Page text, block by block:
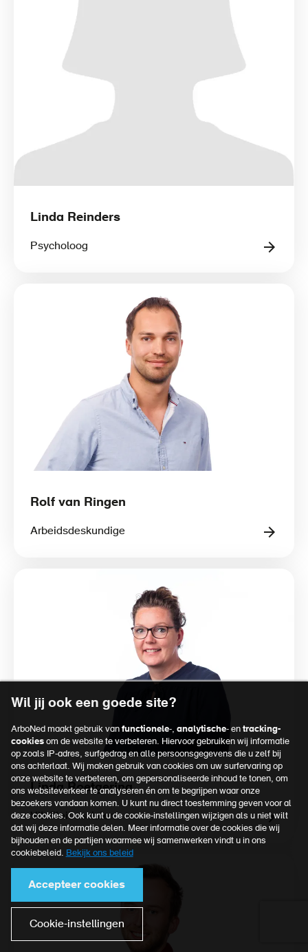
Linda Reinders
Psycholoog
Rolf van Ringen
Arbeidsdeskundige
Linda Roetgering
Vitaliteit assistent
Wil jij ook een goede site?
ArboNed maakt gebruik van functionele-, analytische- en tracking-
cookiesom de website te verbeteren. Hiervoor gebruiken wij informatie
op zoals IP-adres, surfgedrag en alle persoonsgegevens die u zelf bij
ons achterlaat. Wij maken gebruik van cookies om uw surfervaring op
onze website te verbeteren, om gepersonaliseerde inhoud te tonen, om
ons websiteverkeer te analyseren én om te begrijpen waar onze
bezoekers vandaan komen. U kunt nu direct toestemming geven voor al
deze cookies. Ook kunt u de cookie-instellingen wijzigen als u niet wilt
dat wij deze informatie delen. Meer informatie over de cookies die wij
bijhouden en de partijen waarmee wij samenwerken vindt u in ons
cookiebeleid. Bekijk ons beleid
Accepteer cookies
Cookie-instellingen